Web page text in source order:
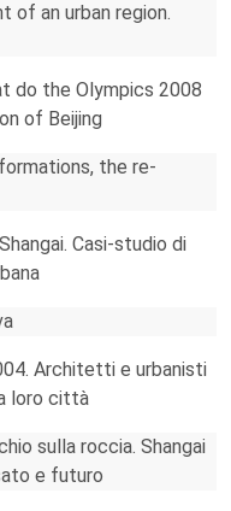
of an urban region.
do the Olympics 2008
of Beijing
the re-
Casi-studio di
Architetti e urbanisti
loro città
sulla roccia. Shangai
e futuro